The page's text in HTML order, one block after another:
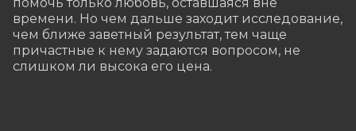
времени. Но чем дальше заходит исследование,
чем ближе заветный результат, тем чаще
причастные к нему задаются вопросом, не
слишком ли высока его цена.